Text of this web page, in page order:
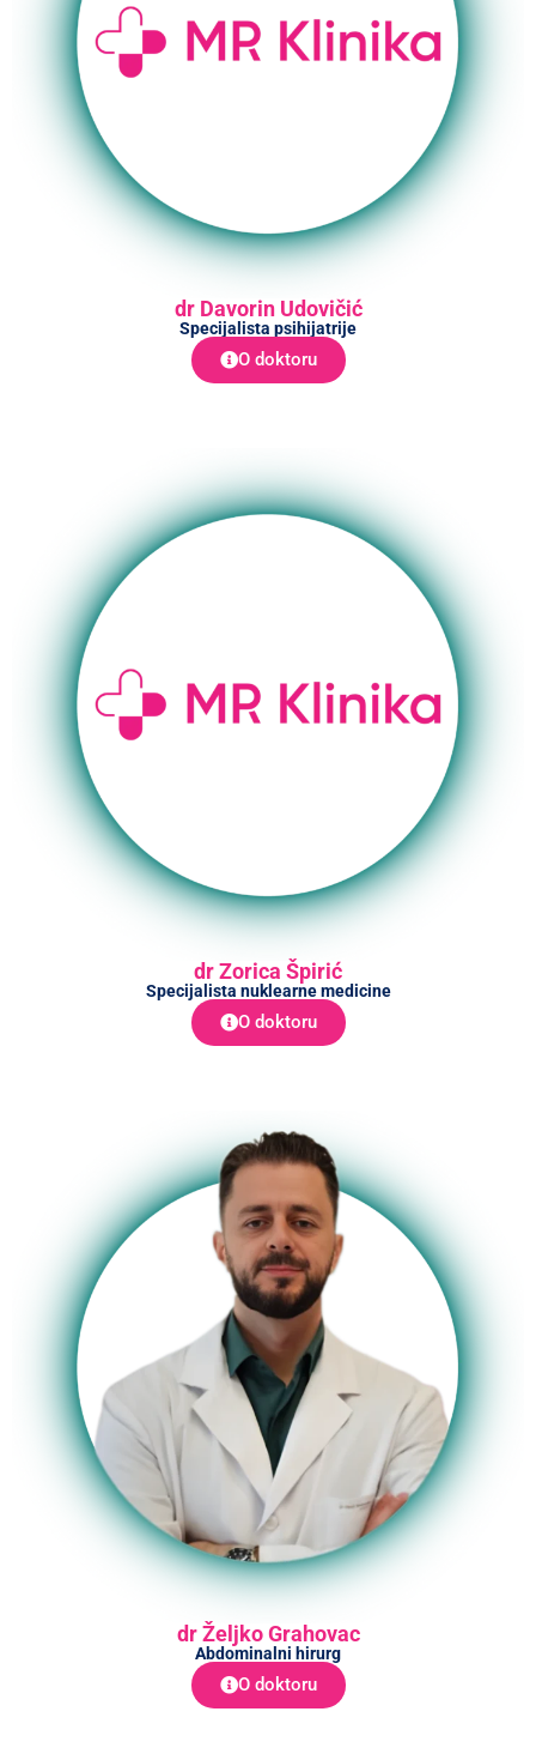
dr Davorin Udovičić
Specijalista psihijatrije
O doktoru
dr Zorica Špirić
Specijalista nuklearne medicine
O doktoru
dr Željko Grahovac
Abdominalni hirurg
O doktoru